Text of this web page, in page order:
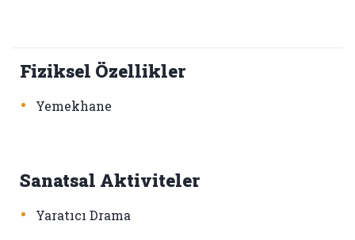
Fiziksel Özellikler
• Yemekhane
Sanatsal Aktiviteler
• Yaratıcı Drama